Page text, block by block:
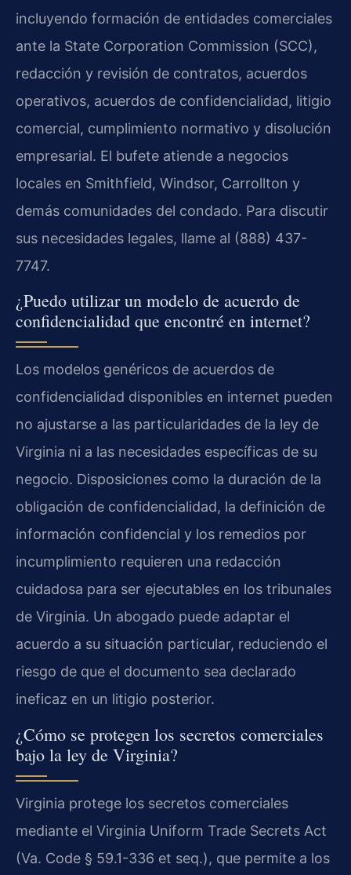
incluyendo formación de entidades comerciales
ante la State Corporation Commission (SCC),
redacción y revisión de contratos, acuerdos
operativos, acuerdos de confidencialidad, litigio
comercial, cumplimiento normativo y disolución
empresarial. El bufete atiende a negocios
locales en Smithfield, Windsor, Carrollton y
demás comunidades del condado. Para discutir
sus necesidades legales, llame al (888) 437-
7747.
¿Puedo utilizar un modelo de acuerdo de
confidencialidad que encontré en internet?
Los modelos genéricos de acuerdos de
confidencialidad disponibles en internet pueden
no ajustarse a las particularidades de la ley de
Virginia ni a las necesidades específicas de su
negocio. Disposiciones como la duración de la
obligación de confidencialidad, la definición de
información confidencial y los remedios por
incumplimiento requieren una redacción
cuidadosa para ser ejecutables en los tribunales
de Virginia. Un abogado puede adaptar el
acuerdo a su situación particular, reduciendo el
riesgo de que el documento sea declarado
ineficaz en un litigio posterior.
¿Cómo se protegen los secretos comerciales
bajo la ley de Virginia?
Virginia protege los secretos comerciales
mediante el Virginia Uniform Trade Secrets Act
(Va. Code § 59.1-336 et seq.), que permite a los